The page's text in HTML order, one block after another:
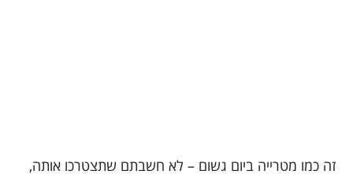
זה כמו מטרייה ביום גשום – לא חשבתם שתצטרכו אותה,